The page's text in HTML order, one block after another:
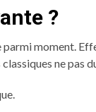
?
moment.
ne pas